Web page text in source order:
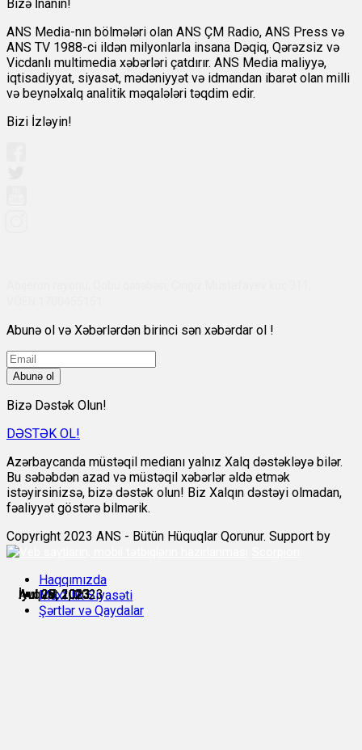
İyul 27, 2023
İyul 28, 2023
İyul 28, 2023
İyul 28, 2023
İyul 29, 2023
Avqust 1, 2023
Bizə İnanın!
ANS Media-nın bölmələri olan ANS ÇM Radio, ANS Press və
ANS TV 1988-ci ildən milyonlarla insana Dəqiq, Qərəzsiz və
Vicdanlı multimedia xəbərləri çatdırır. ANS Media maliyyə,
iqtisadiyyat, siyasət, mədəniyyət və idmandan ibarət olan milli
və beynəlxalq analitik məqalələri təqdim edir.
Bizi İzləyin!
Abunə ol və Xəbərlərdən birinci sən xəbərdar ol !
Abunə ol
Bizə Dəstək Olun!
DƏSTƏK OL!
Azərbaycanda müstəqil medianı yalnız Xalq dəstəkləyə bilər.
Bu səbəbdən azad və müstəqil xəbərlər əldə etmək
istəyirsinizsə, bizə dəstək olun! Biz Xalqın dəstəyi olmadan,
fəaliyyət göstərə bilmərik.
Copyright 2023 ANS - Bütün Hüquqlar Qorunur. Support by
Haqqımızda
Məxfilik Siyasəti
Şərtlər və Qaydalar